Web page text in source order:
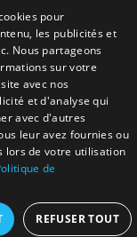
here
pour
les publicités et
Nous partageons
sur votre
avec nos
et d'analyse qui
avec d'autres
leur avez fournies ou
lors de votre utilisation
de
REFUSER TOUT